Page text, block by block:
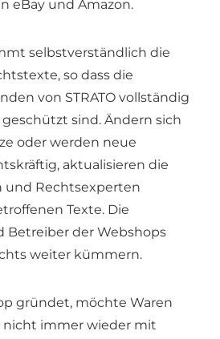
eBay und Amazon.
selbstverständlich die
so dass die
von STRATO vollständig
sind. Ändern sich
oder werden neue
aktualisieren die
und Rechtsexperten
Texte. Die
Betreiber der Webshops
weiter kümmern.
gründet, möchte Waren
nicht immer wieder mit